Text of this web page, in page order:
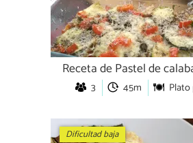
Receta de Pastel de
3 45m
Dificultad baja